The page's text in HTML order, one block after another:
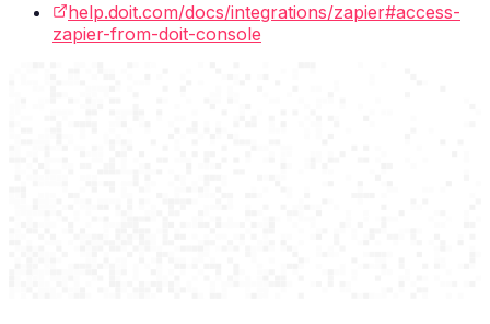
help.doit.com/docs/integrations/zapier#access-
zapier-from-doit-console